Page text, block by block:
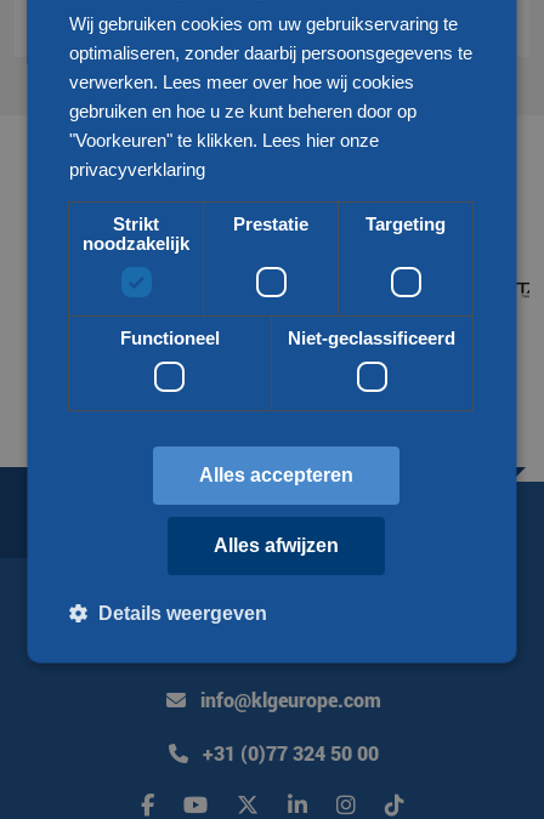
Partners & netwerken
Meer over onze partners
BORDERLESS LOGISTICS. SINCE 1918.
KLG Europe
info@klgeurope.com
+31 (0)77 324 50 00
Wij gebruiken cookies om uw gebruikservaring te
optimaliseren, zonder daarbij persoonsgegevens te
verwerken. Lees meer over hoe wij cookies
gebruiken en hoe u ze kunt beheren door op
"Voorkeuren" te klikken. Lees hier onze
privacyverklaring
Strikt
noodzakelijk
Prestatie Targeting
Functioneel Niet-geclassificeerd
Alles accepteren
Alles afwijzen
Details weergeven
Strikt noodzakelijk Prestatie Targeting
Functioneel Niet-geclassificeerd
Strikt noodzakelijke cookies maken de kernfunctionaliteiten van
de website mogelijk, zoals gebruikersaanmelding en